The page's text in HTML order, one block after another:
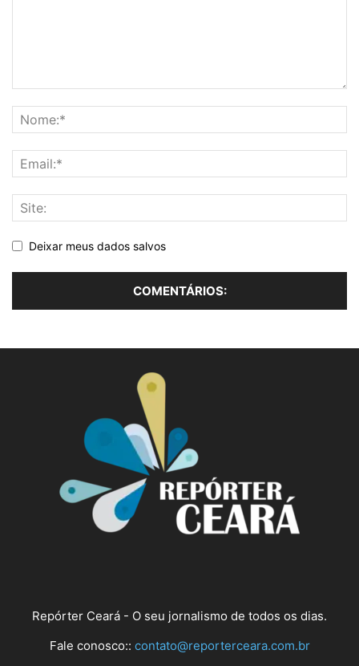
Deixar meus dados salvos
Repórter Ceará - O seu jornalismo de todos os dias.
Fale conosco:: contato@reporterceara.com.br